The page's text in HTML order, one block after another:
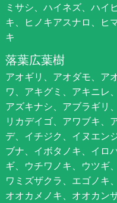
ミサシ、ハイネズ、ハイ
キ、ヒノキアスナロ、ヒ
キ
落葉広葉樹
アオギリ、アオダモ、ア
ワ、アキグミ、アキニレ
アズキナシ、アブラギリ
リカデイゴ、アワブキ、
デ、イチジク、イヌエン
ブナ、イボタノキ、イロ
ギ、ウチワノキ、ウツギ
ワミズザクラ、エゴノキ
オオカメノキ、オオカン